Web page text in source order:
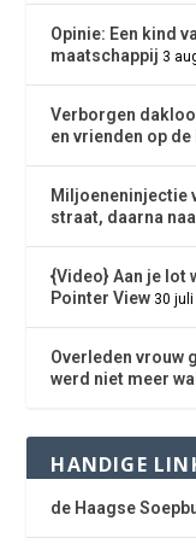
Opinie: Een kind
maatschappij 3
Verborgen
en vrienden op de
Miljoeneninjectie
straat, daarna
{Video} Aan je lot
Pointer View 30
Overleden vrouw
werd niet meer
HANDIGE
de Haagse